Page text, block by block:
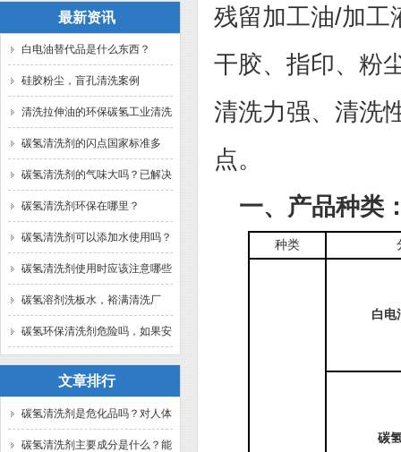
最新资讯
白电油替代品是什么东西？
硅胶粉尘，盲孔清洗案例
清洗拉伸油的环保碳氢工业清洗
剂？
碳氢清洗剂的闪点国家标准多
少？
碳氢清洗剂的气味大吗？已解决
碳氢清洗剂环保在哪里？
碳氢清洗剂可以添加水使用吗？
碳氢清洗剂使用时应该注意哪些
问题？
碳氢溶剂洗板水，裕满清洗厂
家。
碳氢环保清洗剂危险吗，如果安
文章排行
碳氢清洗剂是危化品吗？对人体
有害吗？裕满为你解答
碳氢清洗剂主要成分是什么？能
残留加工油/加工
干胶、指印、粉
清洗力强、清洗
点。
一、产品种类
种类
白电
碳